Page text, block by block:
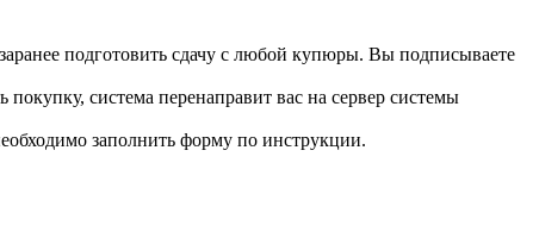
подготовить сдачу с любой купюры. Вы подписываете
система перенаправит вас на сервер системы
заполнить форму по инструкции.